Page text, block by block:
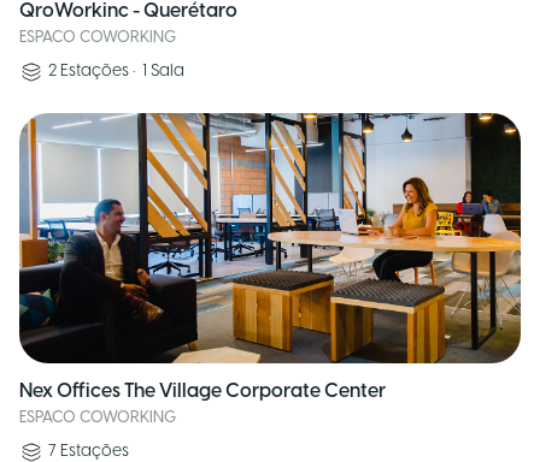
QroWorkinc - Querétaro
ESPACO COWORKING
2 Estações • 1 Sala
Nex Offices The Village Corporate Center
ESPACO COWORKING
7 Estações